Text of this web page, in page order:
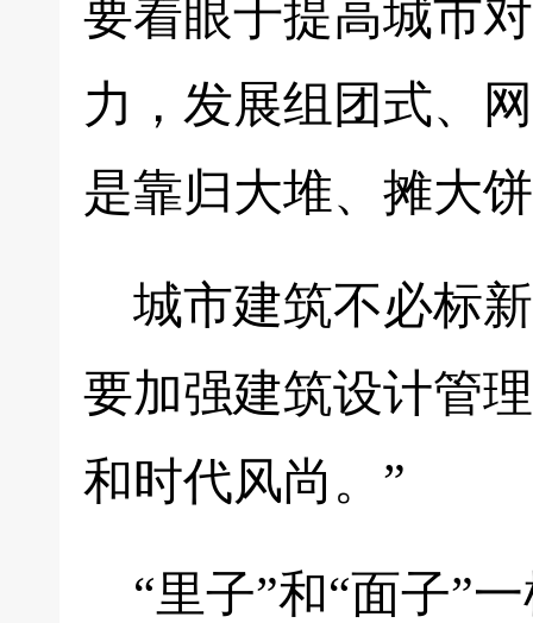
要着眼于提高城市
力，发展组团式、
是靠归大堆、摊大
城市建筑不必标
要加强建筑设计管
和时代风尚。”
“里子”和“面子”